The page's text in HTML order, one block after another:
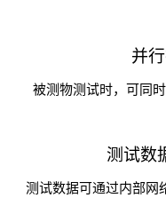
并
被测物测试时，可同
测试数
测试数据可通过内部网